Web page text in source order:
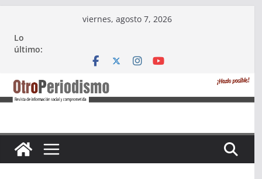
contenido
viernes, agosto 7, 2026
Lo
último: